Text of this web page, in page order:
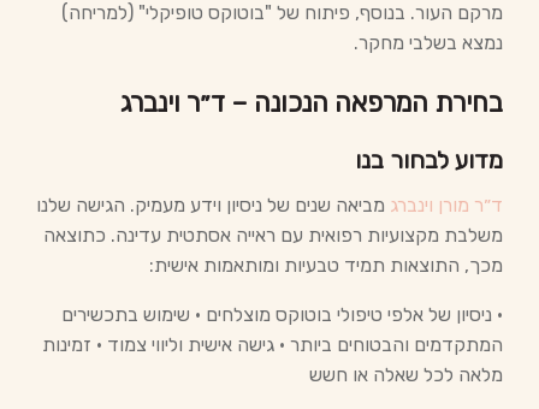
מרקם העור. בנוסף, פיתוח של "בוטוקס טופיקלי" (למריחה)
נמצא בשלבי מחקר.
בחירת המרפאה הנכונה – ד״ר וינברג
מדוע לבחור בנו
ד״ר מורן וינברג מביאה שנים של ניסיון וידע מעמיק. הגישה שלנו
משלבת מקצועיות רפואית עם ראייה אסתטית עדינה. כתוצאה
מכך, התוצאות תמיד טבעיות ומותאמות אישית:
• ניסיון של אלפי טיפולי בוטוקס מוצלחים • שימוש בתכשירים
המתקדמים והבטוחים ביותר • גישה אישית וליווי צמוד • זמינות
מלאה לכל שאלה או חשש